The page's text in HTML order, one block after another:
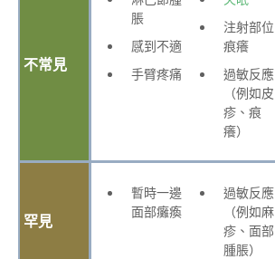
不常見
脹
感到不適
手臂疼痛
注射部位
痕癢
過敏反應
（例如皮
疹、痕
癢）
罕見
暫時一邊
面部癱瘓
過敏反應
（例如麻
疹、面部
腫脹）